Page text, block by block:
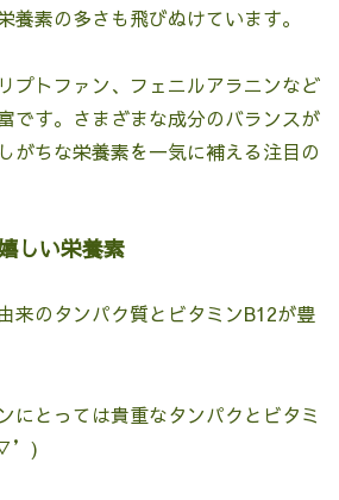
養素の多さも飛びぬけています。
プトファン、フェニルアラニンなど
です。さまざまな成分のバランスが
がちな栄養素を一気に補える注目の
しい栄養素
来のタンパク質とビタミンB12が豊
にとっては貴重なタンパクとビタミ